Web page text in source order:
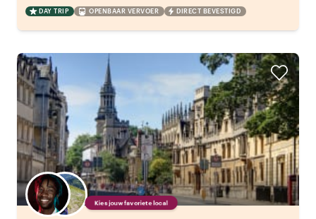
DAY TRIP OPENBAAR VERVOER DIRECT BEVESTIGD
Kies jouw favoriete local